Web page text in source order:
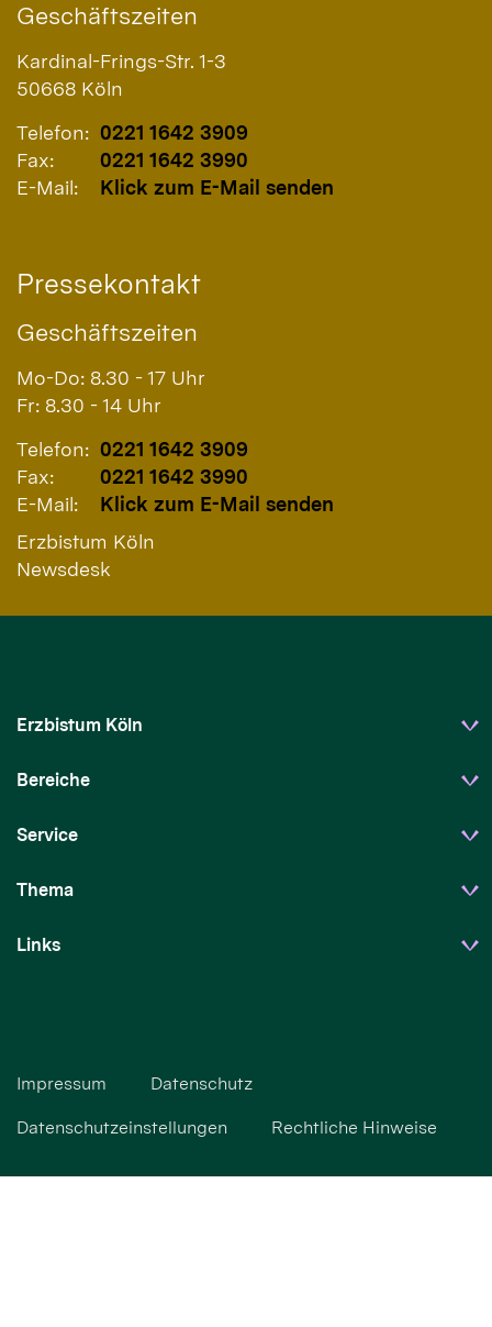
Geschäftszeiten
Kardinal-Frings-Str. 1-3
50668 Köln
Telefon: 0221 1642 3909
Fax:
0221 1642 3990
E-Mail:
Klick zum E-Mail senden
Pressekontakt
Geschäftszeiten
Mo-Do: 8.30 - 17 Uhr
Fr: 8.30 - 14 Uhr
Telefon: 0221 1642 3909
Fax:
0221 1642 3990
E-Mail:
Klick zum E-Mail senden
Erzbistum Köln
Newsdesk
Erzbistum Köln
Bereiche
Service
Thema
Links
Impressum Datenschutz
Datenschutzeinstellungen Rechtliche Hinweise